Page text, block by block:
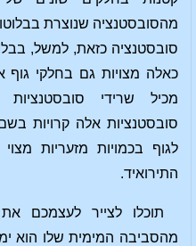
מהסובסטנציה שנוצרת
סובסטנציה כזאת, למשל,
כאלה מצויות גם בחלקי גוף
מכיל שרידי
סובסטנציות אלה קרויות
לגוף בכמויות מזעריות
התירואיד.
תוכלו לצייר לעצמכם
מהסביבה המימית שלו הוא